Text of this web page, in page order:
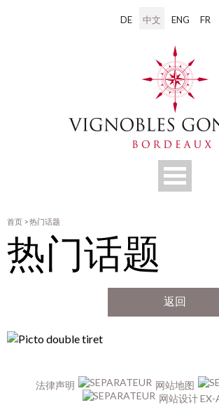
DE 中文 ENG FR
首页 >热门话题
热门话题
返回
法律声明 网站地图
网站设计